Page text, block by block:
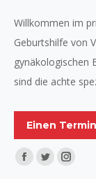
Willkommen im
Geburtshilfe von
gynäkologischen
sind die achte
Einen
Finden Sie uns auf:
Facebook
Twitter